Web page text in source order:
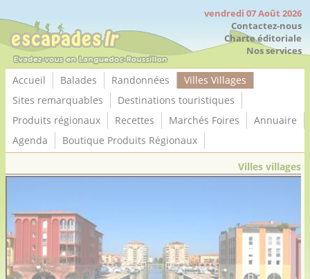
vendredi 07 Août 2026
Contactez-nous
Charte éditoriale
Nos services
Accueil Balades Randonnées
Villes Villages
Sites remarquables
Destinations touristiques
Produits régionaux
Recettes Marchés Foires
Annuaire
Agenda
Boutique Produits Régionaux
Villes villages